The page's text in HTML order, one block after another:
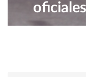
oficiales